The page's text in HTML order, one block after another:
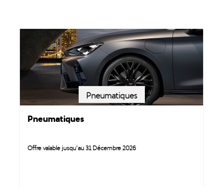
Pneumatiques
Pneumatiques
Offre valable jusqu’au 31 Décembre 2026